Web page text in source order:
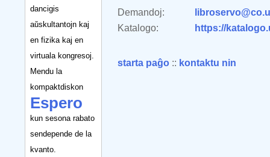
dancigis
aŭskultantojn kaj
en fizika kaj en
virtuala kongresoj.
Mendu la
kompaktdiskon
Espero
kun sesona rabato
sendepende de la
kvanto.
Demandoj:
Katalogo:
https://
starta paĝo :: kontaktu nin